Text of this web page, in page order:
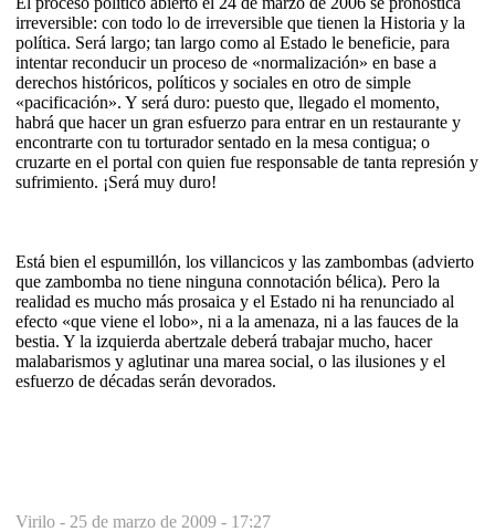
irreversible: con todo lo de irreversible que tienen la Historia y la
política. Será largo; tan largo como al Estado le beneficie, para
intentar reconducir un proceso de «normalización» en base a
derechos históricos, políticos y sociales en otro de simple
«pacificación». Y será duro: puesto que, llegado el momento,
habrá que hacer un gran esfuerzo para entrar en un restaurante y
encontrarte con tu torturador sentado en la mesa contigua; o
cruzarte en el portal con quien fue responsable de tanta represión y
sufrimiento. ¡Será muy duro!
Está bien el espumillón, los villancicos y las zambombas (advierto
que zambomba no tiene ninguna connotación bélica). Pero la
realidad es mucho más prosaica y el Estado ni ha renunciado al
efecto «que viene el lobo», ni a la amenaza, ni a las fauces de la
bestia. Y la izquierda abertzale deberá trabajar mucho, hacer
malabarismos y aglutinar una marea social, o las ilusiones y el
esfuerzo de décadas serán devorados.
Virilo - 25 de marzo de 2009 - 17:27